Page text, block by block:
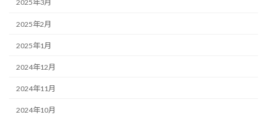
2025年3月
2025年2月
2025年1月
2024年12月
2024年11月
2024年10月